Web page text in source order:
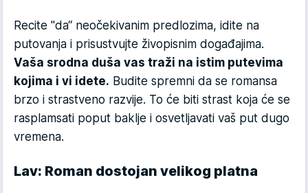
Recite "da“ neočekivanim predlozima, idite na
putovanja i prisustvujte živopisnim događajima.
Vaša srodna duša vas traži na istim putevima
kojima i vi idete. Budite spremni da se romansa
brzo i strastveno razvije. To će biti strast koja će se
rasplamsati poput baklje i osvetljavati vaš put dugo
vremena.
Lav: Roman dostojan velikog platna